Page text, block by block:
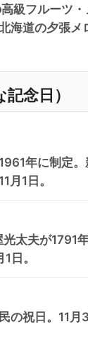
級フルーツ
海道の夕張メ
念日）
年に制定
月1日。
太夫が1791
日。
の祝日。11